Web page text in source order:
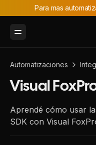
Para mas
Toggle Menu
Automatizaciones
Visual
Aprendé cómo usar
SDK con Visual